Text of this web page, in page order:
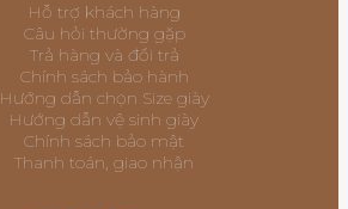
Hỗ trợ khách hàng
Câu hỏi thường gặp
Trả hàng và đổi trả
Chính sách bảo hành
Hướng dẫn chọn Size giày
Hướng dẫn vệ sinh giày
Chính sách bảo mật
Thanh toán, giao nhận